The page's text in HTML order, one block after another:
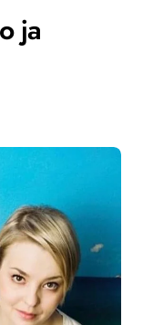
ja